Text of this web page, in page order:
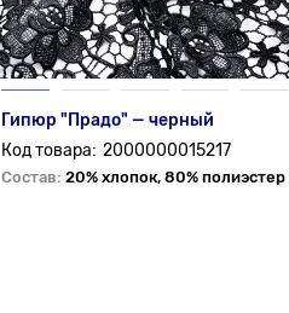
Гипюр "Прадо" — черный
2000000015217
Состав: 20% хлопок, 80% полиэстер